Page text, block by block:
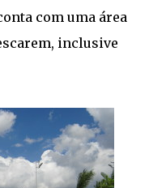
com uma área
inclusive